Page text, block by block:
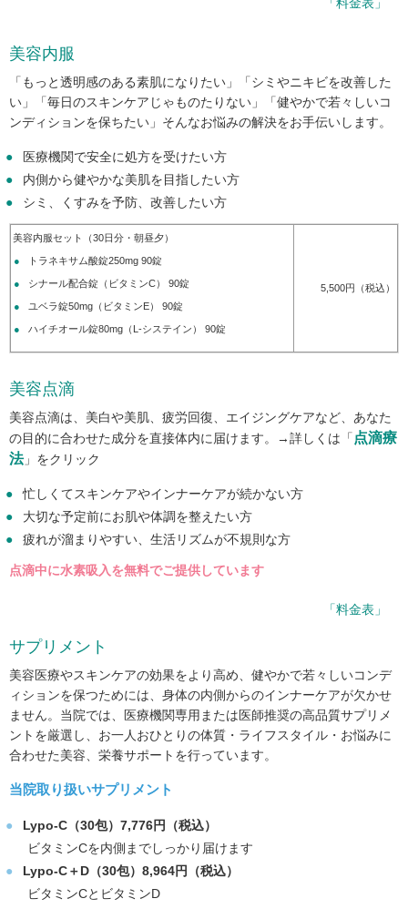
美容内服
「もっと透明感のある素肌になりたい」「シミやニキビを改善した
い」「毎日のスキンケアじゃものたりない」「健やかで若々しいコ
ンディションを保ちたい」そんなお悩みの解決をお手伝いします。
医療機関で安全に処方を受けたい方
内側から健やかな美肌を目指したい方
シミ、くすみを予防、改善したい方
美容内服セット（30日分・朝昼夕）
トラネキサム酸錠250mg 90錠
シナール配合錠（ビタミンC） 90錠
ユベラ錠50mg（ビタミンE） 90錠
ハイチオール錠80mg（L-システイン） 90錠
5,500円（税込）
美容点滴
美容点滴は、美白や美肌、疲労回復、エイジングケアなど、あなた
の目的に合わせた成分を直接体内に届けます。→詳しくは「 点滴療
法」をクリック
忙しくてスキンケアやインナーケアが続かない方
大切な予定前にお肌や体調を整えたい方
疲れが溜まりやすい、生活リズムが不規則な方
点滴中に水素吸入を無料でご提供しています
「料金表」
サプリメント
美容医療やスキンケアの効果をより高め、健やかで若々しいコンデ
ィションを保つためには、身体の内側からのインナーケアが欠かせ
ません。当院では、医療機関専用または医師推奨の高品質サプリメ
ントを厳選し、お一人おひとりの体質・ライフスタイル・お悩みに
合わせた美容、栄養サポートを行っています。
当院取り扱いサプリメント
Lypo-C（30包）7,776円（税込）
ビタミンCを内側までしっかり届けます
Lypo-C＋D（30包）8,964円（税込）
ビタミンCとビタミンD